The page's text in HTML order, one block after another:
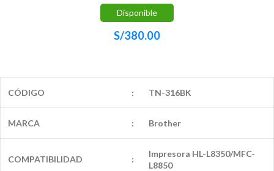
Disponible
S/380.00
CÓDIGO : TN-316BK
MARCA : Brother
COMPATIBILIDAD :
Impresora HL-L8350/MFC-
L8850